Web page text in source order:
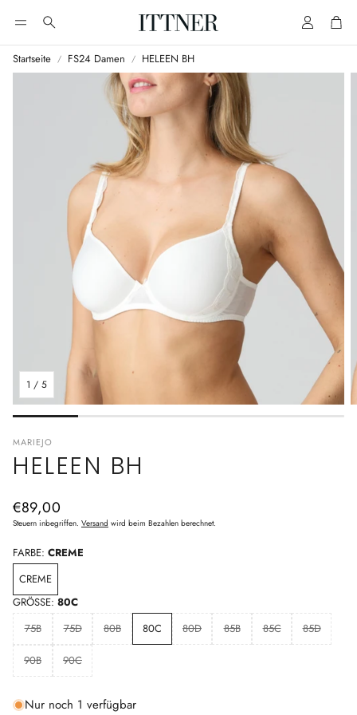
Suche AccountCart
Startseite FS24 Damen HELEEN BH
1 / 5
MARIEJO
HELEEN BH
Normaler
Preis
€89,00
Steuern inbegriffen. Versand wird beim Bezahlen berechnet.
FARBE: CREME
CREME
GRÖSSE: 80C
75B
75D 80B 80C 80D 85B 85C 85D
90B 90C
Nur noch 1 verfügbar